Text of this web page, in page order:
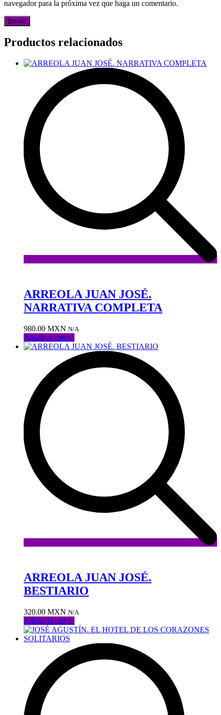
navegador para la próxima vez que haga un comentario.
Productos relacionados
la
lista
de
ARREOLA JUAN JOSÉ.
NARRATIVA COMPLETA
980.00 MXN N/A
Añadir al carrito
la
lista
ARREOLA JUAN JOSÉ.
BESTIARIO
320.00 MXN N/A
Añadir al carrito